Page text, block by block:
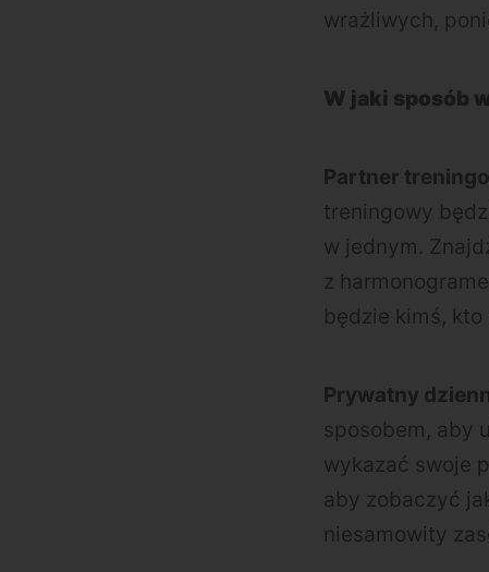
wrażliwych,
W jaki sposób
Partner
treningowy
w jednym.
z
będzie kimś,
Prywatny
sposobem, aby
wykazać swoje
aby zobaczyć
niesamowity